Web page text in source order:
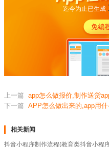
迄今为止已生成
上一篇 app怎么做报价,制作送货
下一篇 APP怎么做出来的,app用
相关新闻
抖音小程序制作流程(教育类抖音小程